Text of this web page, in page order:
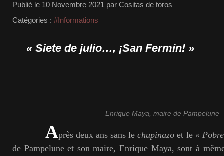
Publié le 10 Novembre 2021 par Cositas de toros
Catégories : #Informations
« Siete de julio…, ¡San Fermín! »
Enrique Maya, maire de Pampelune
Après deux ans sans lechupinazo et le «
de Pampelune et son maire, Enrique Maya, sont à